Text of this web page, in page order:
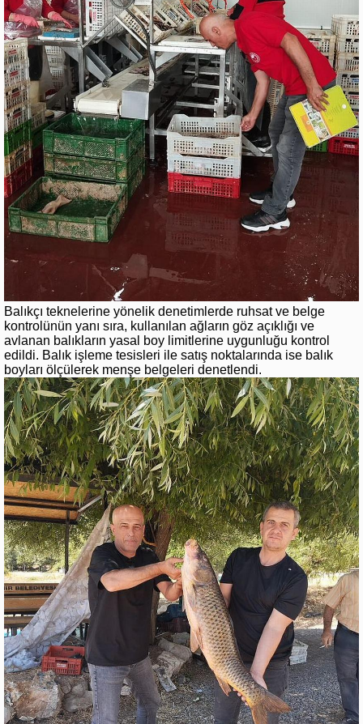
Balıkçı teknelerine yönelik denetimlerde ruhsat ve belge
kontrolünün yanı sıra, kullanılan ağların göz açıklığı ve
avlanan balıkların yasal boy limitlerine uygunluğu kontrol
edildi. Balık işleme tesisleri ile satış noktalarında ise balık
boyları ölçülerek menşe belgeleri denetlendi.